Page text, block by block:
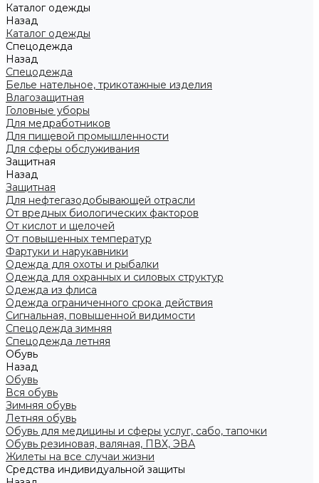
Каталог одежды
Назад
Каталог одежды
Спецодежда
Назад
Спецодежда
Белье нательное, трикотажные изделия
Влагозащитная
Головные уборы
Для медработников
Для пищевой промышленности
Для сферы обслуживания
Защитная
Назад
Защитная
Для нефтегазодобывающей отрасли
От вредных биологических факторов
От кислот и щелочей
От повышенных температур
Фартуки и нарукавники
Одежда для охоты и рыбалки
Одежда для охранных и силовых структур
Одежда из флиса
Одежда ограниченного срока действия
Сигнальная, повышенной видимости
Спецодежда зимняя
Спецодежда летняя
Обувь
Назад
Обувь
Вся обувь
Зимняя обувь
Летняя обувь
Обувь для медицины и сферы услуг, сабо, тапочки
Обувь резиновая, валяная, ПВХ, ЭВА
Жилеты на все случаи жизни
Средства индивидуальной защиты